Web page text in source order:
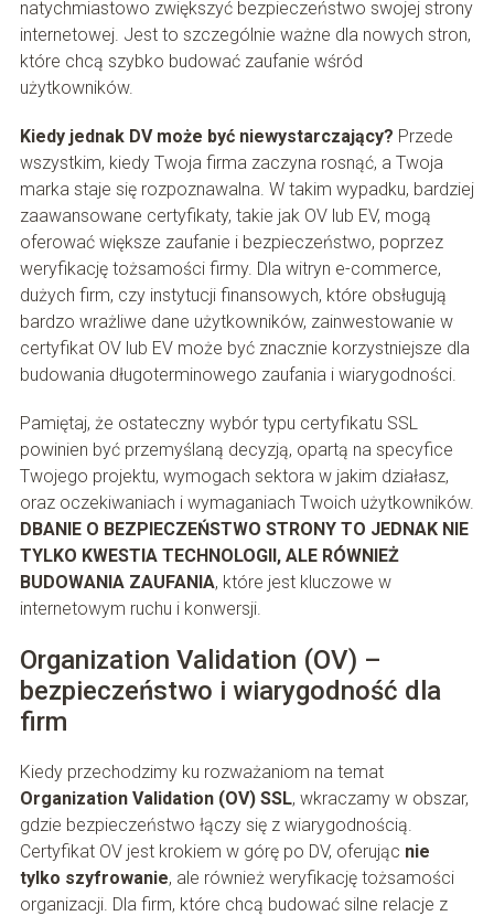
natychmiastowo zwiększyć bezpieczeństwo swojej strony
internetowej. Jest to szczególnie ważne dla nowych stron,
które chcą szybko budować zaufanie wśród
użytkowników.
Kiedy jednak DV może być niewystarczający? Przede
wszystkim, kiedy Twoja firma zaczyna rosnąć, a Twoja
marka staje się rozpoznawalna. W takim wypadku, bardziej
zaawansowane certyfikaty, takie jak OV lub EV, mogą
oferować większe zaufanie i bezpieczeństwo, poprzez
weryfikację tożsamości firmy. Dla witryn e-commerce,
dużych firm, czy instytucji finansowych, które obsługują
bardzo wrażliwe dane użytkowników, zainwestowanie w
certyfikat OV lub EV może być znacznie korzystniejsze dla
budowania długoterminowego zaufania i wiarygodności.
Pamiętaj, że ostateczny wybór typu certyfikatu SSL
powinien być przemyślaną decyzją, opartą na specyfice
Twojego projektu, wymogach sektora w jakim działasz,
oraz oczekiwaniach i wymaganiach Twoich użytkowników.
DBANIE O BEZPIECZEŃSTWO STRONY TO JEDNAK NIE
TYLKO KWESTIA TECHNOLOGII, ALE RÓWNIEŻ
BUDOWANIA ZAUFANIA, które jest kluczowe w
internetowym ruchu i konwersji.
Organization Validation (OV) –
bezpieczeństwo i wiarygodność dla
firm
Kiedy przechodzimy ku rozważaniom na temat
Organization Validation (OV) SSL, wkraczamy w obszar,
gdzie bezpieczeństwo łączy się z wiarygodnością.
Certyfikat OV jest krokiem w górę po DV, oferując nie
tylko szyfrowanie, ale również weryfikację tożsamości
organizacji. Dla firm, które chcą budować silne relacje z